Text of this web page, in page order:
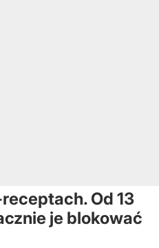
Od 13
je blokować